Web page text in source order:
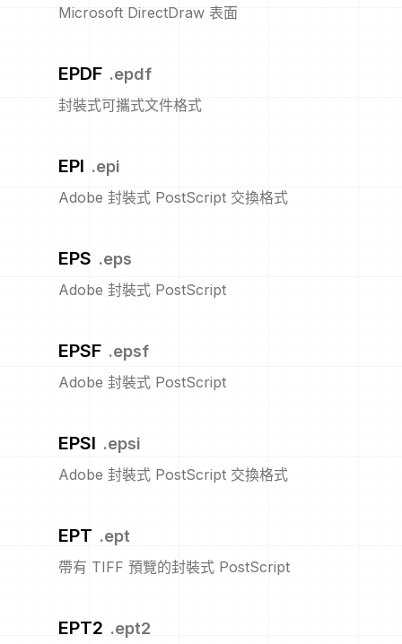
Microsoft DirectDraw 表面
EPDF .epdf
封裝式可攜式文件格式
EPI .epi
Adobe 封裝式 PostScript 交換格式
EPS .eps
Adobe 封裝式 PostScript
EPSF .epsf
Adobe 封裝式 PostScript
EPSI .epsi
Adobe 封裝式 PostScript 交換格式
EPT .ept
帶有 TIFF 預覽的封裝式 PostScript
EPT2 .ept2